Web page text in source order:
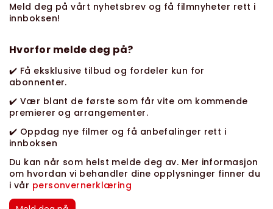
Meld deg på vårt nyhetsbrev og få filmnyheter rett i
innboksen!
Hvorfor melde deg på?
✔️ Få eksklusive tilbud og fordeler kun for
abonnenter.
✔️ Vær blant de første som får vite om kommende
premierer og arrangementer.
✔️ Oppdag nye filmer og få anbefalinger rett i
innboksen
Du kan når som helst melde deg av. Mer informasjon
om hvordan vi behandler dine opplysninger finner du
i vår personvernerklæring